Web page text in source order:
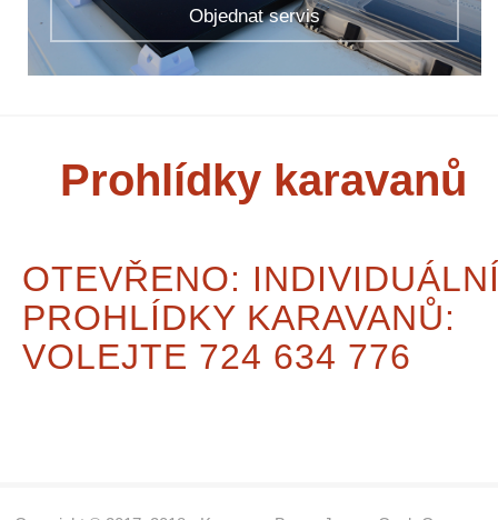
Objednat servis
Prohlídky karavanů
OTEVŘENO:
PROHLÍDKY KARAVANŮ:
VOLEJTE 724 634 776